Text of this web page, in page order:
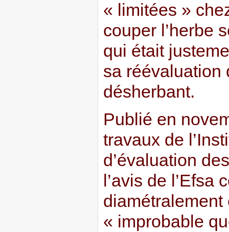
« limitées »
couper l’herbe
qui était
sa réévaluation
désherbant.
Publié en
travaux de
d’évaluation
l’avis de
« improbable